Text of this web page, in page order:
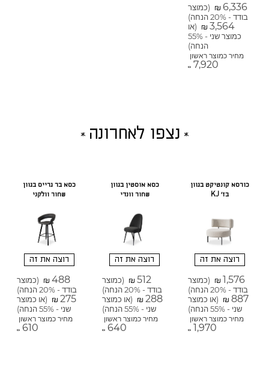
₪ 6,336
(כמוצר
בודד - 20% הנחה)
₪ 3,564
(או
כמוצר שני - 55%
הנחה)
מחיר כמוצר ראשון
₪ 7,920
נצפו לאחרונה
כורסא קונטיקט בגוון
בז' KJ
רוצה את זה
₪ 1,576
(כמוצר
בודד - 20% הנחה)
₪ 887
(או כמוצר
שני - 55% הנחה)
מחיר כמוצר ראשון
₪ 1,970
כסא אוסטין בגוון
שחור וונדי
רוצה את זה
₪ 512
(כמוצר
בודד - 20% הנחה)
₪ 288
(או כמוצר
שני - 55% הנחה)
מחיר כמוצר ראשון
₪ 640
כסא בר גרייס בגוון
שחור וולקני
רוצה את זה
₪ 488
(כמוצר
בודד - 20% הנחה)
₪ 275
(או כמוצר
שני - 55% הנחה)
מחיר כמוצר ראשון
₪ 610